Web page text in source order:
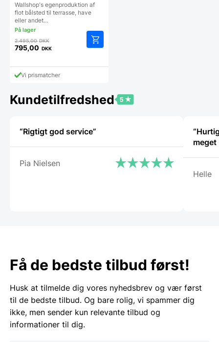
Wallshop's egenproduktion af
flot bålsted til terrasse, have
eller andet…
2.495,00DKKDen
oprindelige
var:
2.495,00 DKK.
795,00 DKK
aktuelle
prisVi prismatcher
Kundetilfredshed
“Rigtigt god service”
Pia Nielsen
Helle
Få de bedste tilbud først!
Husk at tilmelde dig vores nyhedsbrev og vær først
til de bedste tilbud. Og bare rolig, vi spammer dig
ikke, men sender kun relevante tilbud og
informationer til dig.